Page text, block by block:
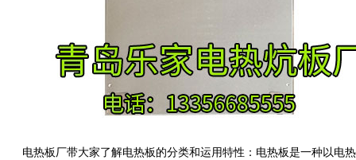
电热板厂带大家了解电热板的分类和运用特性：电热板是一种以电热